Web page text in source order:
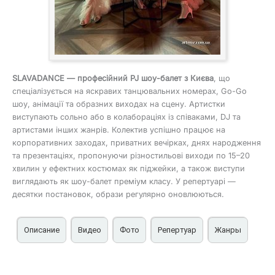
SLAVADANCE — професійний PJ шоу-балет з Києва, що
спеціалізується на яскравих танцювальних номерах, Go-Go
шоу, анімації та образних виходах на сцену. Артистки
виступають сольно або в колабораціях із співаками, DJ та
артистами інших жанрів. Колектив успішно працює на
корпоративних заходах, приватних вечірках, днях народження
та презентаціях, пропонуючи різностильові виходи по 15–20
хвилин у ефектних костюмах як пiджейки, а також виступи
виглядають як шоу-балет преміум класу. У репертуарі —
десятки постановок, образи регулярно оновлюються.
Описание Видео Фото Репертуар Жанры